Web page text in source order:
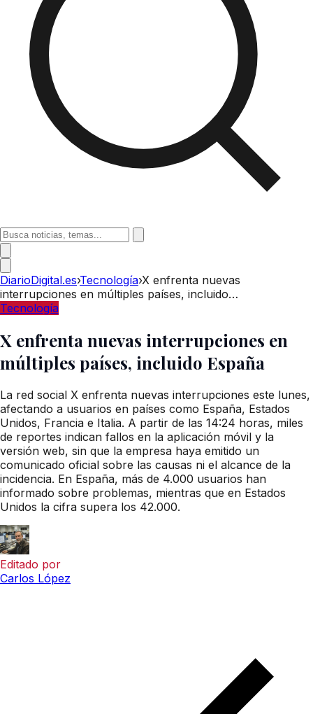
DiarioDigital.es›Tecnología›X enfrenta nuevas
interrupciones en múltiples países, incluido…
Tecnología
X enfrenta nuevas interrupciones en
múltiples países, incluido España
La red social X enfrenta nuevas interrupciones este lunes,
afectando a usuarios en países como España, Estados
Unidos, Francia e Italia. A partir de las 14:24 horas, miles
de reportes indican fallos en la aplicación móvil y la
versión web, sin que la empresa haya emitido un
comunicado oficial sobre las causas ni el alcance de la
incidencia. En España, más de 4.000 usuarios han
informado sobre problemas, mientras que en Estados
Unidos la cifra supera los 42.000.
Editado por
Carlos López